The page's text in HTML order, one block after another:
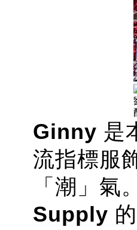
Ginny 是
流指標服
「潮」氣
Supply